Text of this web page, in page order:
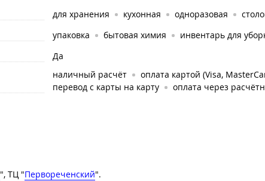
для хранения кухонная одноразовая
упаковка бытовая химия инвентарь для
Да
наличный расчёт оплата картой (Visa,
перевод с карты на карту
оплата через
", ТЦ "Первореченский".